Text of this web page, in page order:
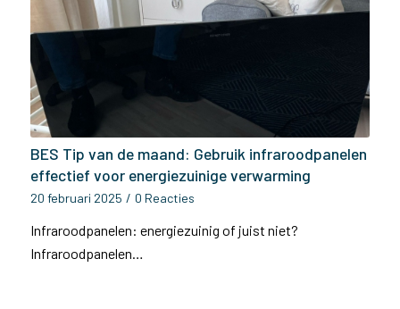
BES Tip van de maand: Gebruik infraroodpanelen
effectief voor energiezuinige verwarming
20 februari 2025 / 0 Reacties
Infraroodpanelen: energiezuinig of juist niet?
Infraroodpanelen…